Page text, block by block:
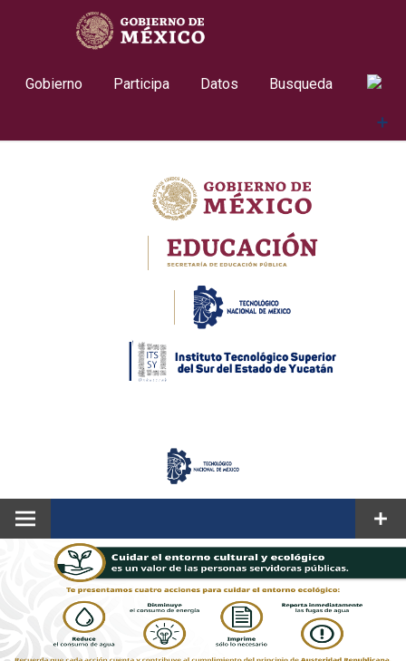
Gobierno
Participa Datos Busqueda